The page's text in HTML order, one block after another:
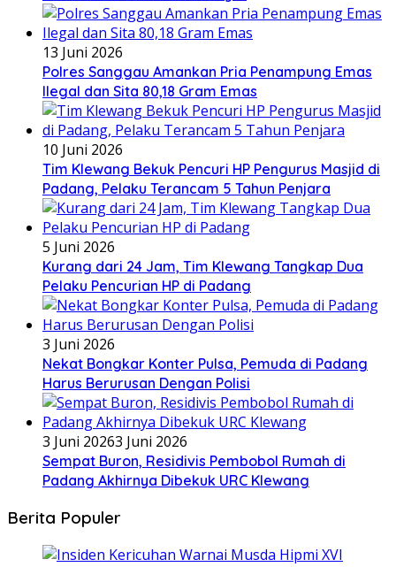
13 Juni 2026
Polres Sanggau Amankan Pria Penampung Emas
Ilegal dan Sita 80,18 Gram Emas
10 Juni 2026
Tim Klewang Bekuk Pencuri HP Pengurus Masjid di
Padang, Pelaku Terancam 5 Tahun Penjara
5 Juni 2026
Kurang dari 24 Jam, Tim Klewang Tangkap Dua
Pelaku Pencurian HP di Padang
3 Juni 2026
Nekat Bongkar Konter Pulsa, Pemuda di Padang
Harus Berurusan Dengan Polisi
3 Juni 20263 Juni 2026
Sempat Buron, Residivis Pembobol Rumah di
Padang Akhirnya Dibekuk URC Klewang
Berita Populer